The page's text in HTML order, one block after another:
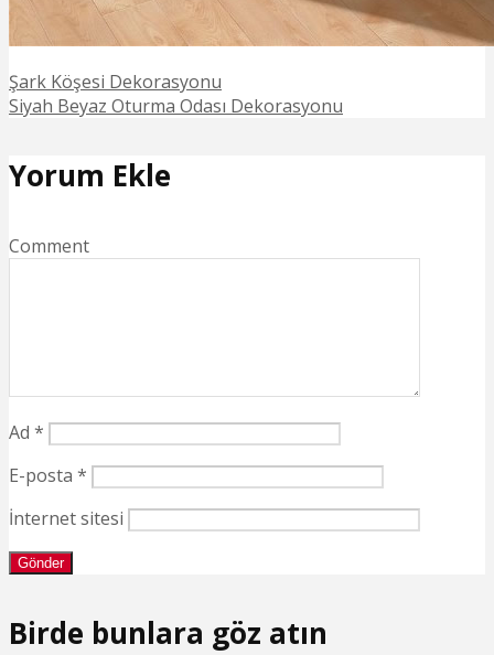
Şark Köşesi Dekorasyonu
Siyah Beyaz Oturma Odası Dekorasyonu
Yorum Ekle
Comment
Ad *
E-posta *
İnternet sitesi
Birde bunlara göz atın